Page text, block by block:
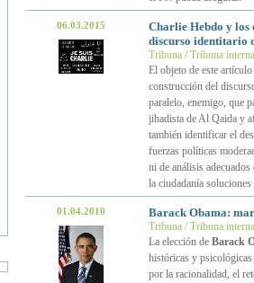
06.03.2015
Charlie Hebdo y los
discurso identitario
Tribuna / Tribuna
El objeto de este
construcción del
paralelo, enemigo, que
jihadista de Al Qaida y
también identificar el
fuerzas políticas
ni de análisis
la ciudadanía
01.04.2010 Barack Obama:
Tribuna / Tribuna
La elección de Barack
históricas y
por la racionalidad, el